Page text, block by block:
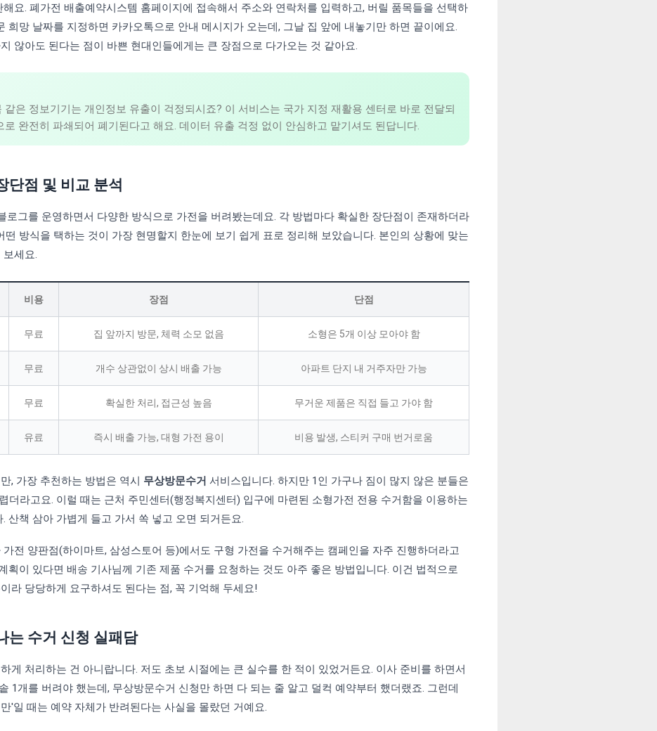
요. 폐가전 배출예약시스템 홈페이지에 접속해서 주소와 연락처를 입력하고, 버릴 품목들을 선택하
희망 날짜를 지정하면 카카오톡으로 안내 메시지가 오는데, 그날 집 앞에 내놓기만 하면 끝이에요.
않아도 된다는 점이 바쁜 현대인들에게는 큰 장점으로 다가오는 것 같아요.
같은 정보기기는 개인정보 유출이 걱정되시죠? 이 서비스는 국가 지정 재활용 센터로 바로 전달되
로 완전히 파쇄되어 폐기된다고 해요. 데이터 유출 걱정 없이 안심하고 맡기셔도 된답니다.
단점 및 비교 분석
로그를 운영하면서 다양한 방식으로 가전을 버려봤는데요. 각 방법마다 확실한 장단점이 존재하더라
떤 방식을 택하는 것이 가장 현명할지 한눈에 보기 쉽게 표로 정리해 보았습니다. 본인의 상황에 맞는
세요.
비용 장점 단점
무료 집 앞까지 방문, 체력 소모 없음 소형은 5개 이상 모아야 함
무료 개수 상관없이 상시 배출 가능 아파트 단지 내 거주자만 가능
무료 확실한 처리, 접근성 높음 무거운 제품은 직접 들고 가야 함
유료 즉시 배출 가능, 대형 가전 용이 비용 발생, 스티커 구매 번거로움
, 가장 추천하는 방법은 역시 무상방문수거 서비스입니다. 하지만 1인 가구나 짐이 많지 않은 분들은
더라고요. 이럴 때는 근처 주민센터(행정복지센터) 입구에 마련된 소형가전 전용 수거함을 이용하는
산책 삼아 가볍게 들고 가서 쏙 넣고 오면 되거든요.
전 양판점(하이마트, 삼성스토어 등)에서도 구형 가전을 수거해주는 캠페인을 자주 진행하더라고
획이 있다면 배송 기사님께 기존 제품 수거를 요청하는 것도 아주 좋은 방법입니다. 이건 법적으로
라 당당하게 요구하셔도 된다는 점, 꼭 기억해 두세요!
는 수거 신청 실패담
게 처리하는 건 아니랍니다. 저도 초보 시절에는 큰 실수를 한 적이 있었거든요. 이사 준비를 하면서
1개를 버려야 했는데, 무상방문수거 신청만 하면 다 되는 줄 알고 덜컥 예약부터 했더랬죠. 그런데
'일 때는 예약 자체가 반려된다는 사실을 몰랐던 거예요.